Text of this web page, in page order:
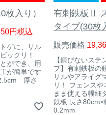
枚入り）
税込
ゲに、サル
ックリ！
ができ、用
が簡単です
厚さ
有刺鉄板Ⅱ
タイプ(30枚
販売価格
【錆びないステ
プ】有刺鉄板の
サルやアライグ
リ！ フェンス
まま使える幅細
鉄板 長さ
0.2mm